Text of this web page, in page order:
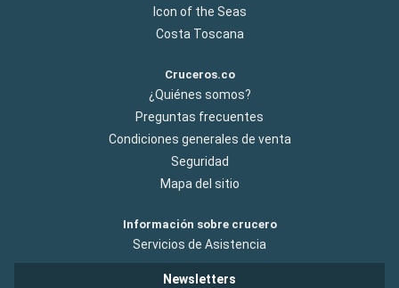
Icon of the Seas
Costa Toscana
Cruceros.co
¿Quiénes somos?
Preguntas frecuentes
Condiciones generales de venta
Seguridad
Mapa del sitio
Información sobre crucero
Servicios de Asistencia
Newsletters